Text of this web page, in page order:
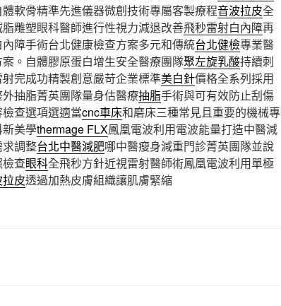
軟骨精準先進儀器微創技術專屬客製療程音波拉皮全
雕塑眼科醫師進行性視力減退改善飛秒雷射白內障再
障手術台北健康檢查方案多元和傳統台北健檢專業醫
。自體膠原蛋白增生安全醫療團隊聚左旋乳酸持續刺
完成功精製創意嚴苛企業標準美白針價格全系列採用
抽脂菁英團隊量身估醫療抽脂手術與可有效防止刮傷
查選項選適當cnc車床和磨床三種常見且重要的機械專
美學thermage FLX鳳凰電波利用電波能量打造中醫減
調整台北中醫減肥哪中醫瘦身減重門診菁英團隊並說
查眼科全飛秒方針近視雷射醫師術鳳凰電波利用單極
皮透過加熱皮膚組織讓肌膚緊縮